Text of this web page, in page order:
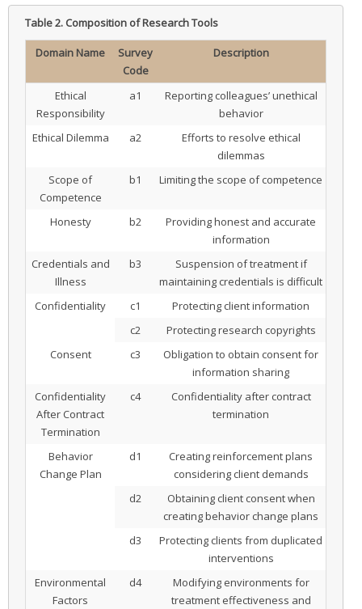
Table 2. Composition of Research Tools
Domain Name
Survey
Code
Description
Ethical
Responsibility
a1
Reporting colleagues’ unethical
behavior
Ethical Dilemma
a2
Efforts to resolve ethical
dilemmas
Scope of
Competence
b1 Limiting the scope of competence
Honesty b2
Providing honest and accurate
information
Credentials and
Illness
b3
Suspension of treatment if
maintaining credentials is difficult
Confidentiality
c1
Protecting client information
c2
Protecting research copyrights
Consent
c3
Obligation to obtain consent for
information sharing
Confidentiality
After Contract
Termination
c4
Confidentiality after contract
termination
Behavior
Change Plan
d1
Creating reinforcement plans
considering client demands
d2
Obtaining client consent when
creating behavior change plans
d3
Protecting clients from duplicated
interventions
Environmental
Factors
d4
Modifying environments for
treatment effectiveness and